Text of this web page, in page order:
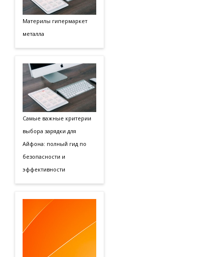
Материлы гипермаркет
металла
Самые важные критерии
выбора зарядки для
Айфона: полный гид по
безопасности и
эффективности